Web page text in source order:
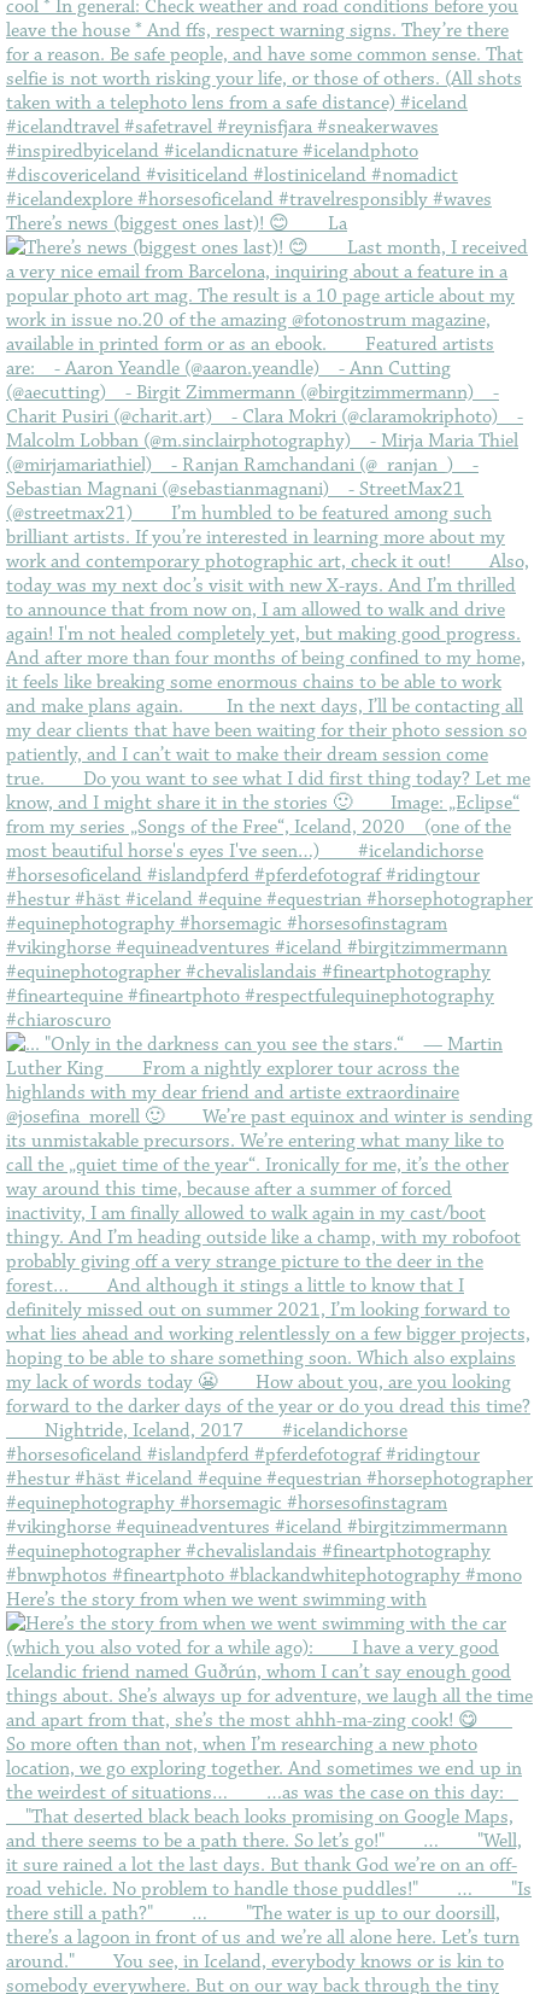
There’s news (biggest ones last)! 😊⠀ ⠀ La
Here’s the story from when we went swimming with